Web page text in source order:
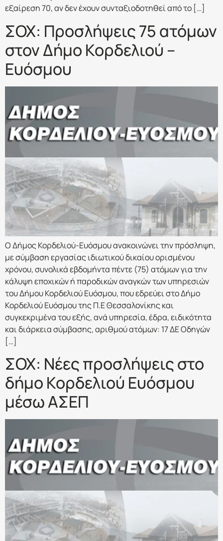
εξαίρεση 70, αν δεν έχουν συνταξιοδοτηθεί από το […]
ΣΟΧ: Προσλήψεις 75 ατόμων
στον Δήμο Κορδελιού –
Ευόσμου
Ο Δήμος Κορδελιού-Ευόσμου ανακοινώνει την πρόσληψη,
με σύμβαση εργασίας ιδιωτικού δικαίου ορισμένου
χρόνου, συνολικά εβδομήντα πέντε (75) ατόμων για την
κάλυψη εποχικών ή παροδικών αναγκών των υπηρεσιών
του Δήμου Κορδελιού Ευόσμου, που εδρεύει στο Δήμο
Κορδελιού Ευόσμου της Π.Ε Θεσσαλονίκης και
συγκεκριμένα του εξής, ανά υπηρεσία, έδρα, ειδικότητα
και διάρκεια σύμβασης, αριθμού ατόμων: 17 ΔΕ Οδηγών
[…]
ΣΟΧ: Νέες προσλήψεις στο
δήμο Κορδελιού Ευόσμου
μέσω ΑΣΕΠ